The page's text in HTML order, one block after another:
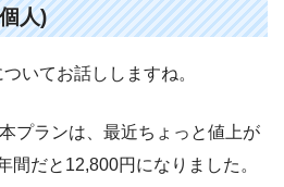
人)
いてお話ししますね。
プランは、最近ちょっと値上が
間だと12,800円になりました。